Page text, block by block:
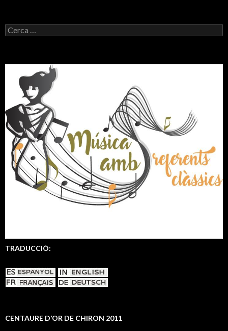
C
e
a
TRADUCCIÓ:
CENTAURE D’OR DE CHIRON 2011